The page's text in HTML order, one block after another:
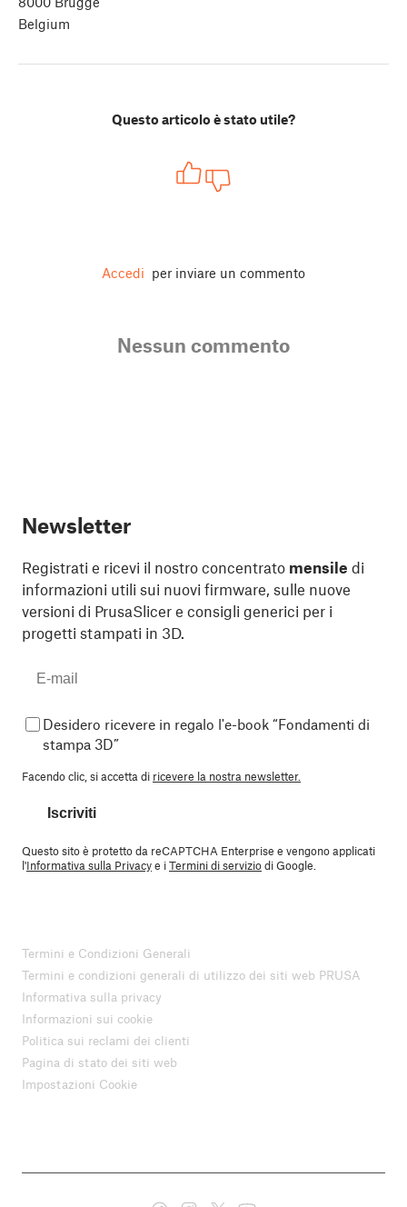
Belgium
Questo articolo è stato utile?
Accedi per inviare un commento
Nessun commento
Newsletter
Registrati e ricevi il nostro concentrato mensile di
informazioni utili sui nuovi firmware, sulle nuove
versioni di PrusaSlicer e consigli generici per i
progetti stampati in 3D.
Desidero ricevere in regalo l'e-book “Fondamenti di
stampa 3D”
Facendo clic, si accetta di ricevere la nostra newsletter.
Iscriviti
Questo sito è protetto da reCAPTCHA Enterprise e vengono applicati
l'Informativa sulla Privacye iTermini di serviziodi Google.
Termini e Condizioni Generali
Termini e condizioni generali di utilizzo dei siti web PRUSA
Informativa sulla privacy
Informazioni sui cookie
Politica sui reclami dei clienti
Pagina di stato dei siti web
Impostazioni Cookie